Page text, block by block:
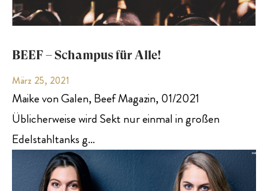
BEEF – Schampus für Alle!
März 25, 2021
Maike von Galen, Beef Magazin, 01/2021
Üblicherweise wird Sekt nur einmal in großen
Edelstahltanks g…